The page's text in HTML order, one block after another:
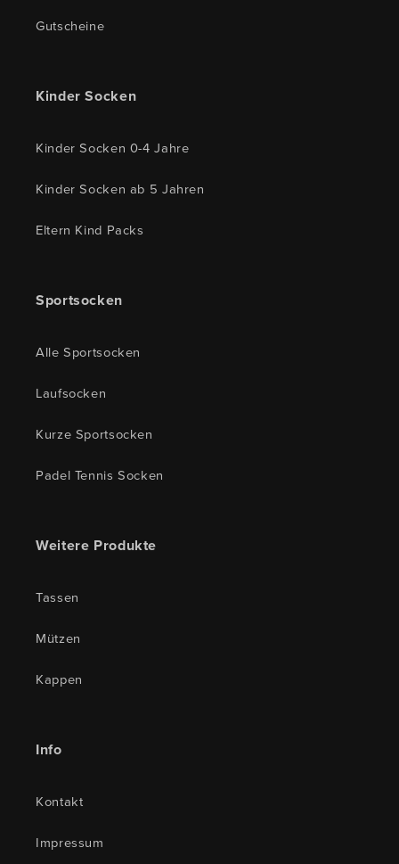
Gutscheine
Kinder Socken
Kinder Socken 0-4 Jahre
Kinder Socken ab 5 Jahren
Eltern Kind Packs
Sportsocken
Alle Sportsocken
Laufsocken
Kurze Sportsocken
Padel Tennis Socken
Weitere Produkte
Tassen
Mützen
Kappen
Info
Kontakt
Impressum